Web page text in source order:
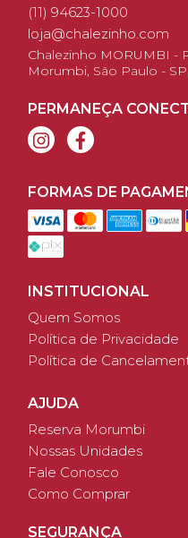
(11) 94623-1000
loja@chalezinho.com
Chalezinho MORUMBI -
Morumbi, São Paulo -
PERMANEÇA
FORMAS DE
INSTITUCIONAL
Quem Somos
Política de Privacidade
Política de
AJUDA
Reserva Morumbi
Nossas Unidades
Fale Conosco
Como Comprar
SEGURANÇA